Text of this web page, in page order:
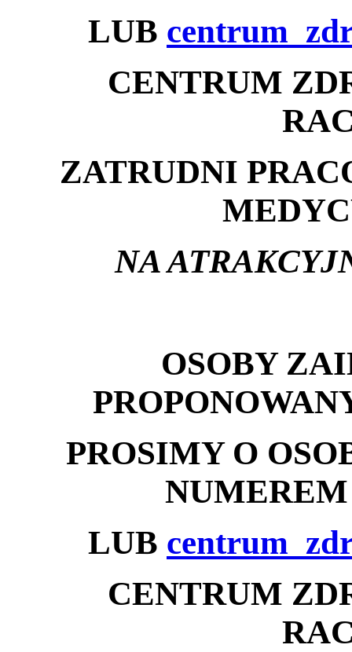
LUB
CENTRUM
ZATRUDNI
NA
OSOBY
PROSIMY O
NUMEREM
LUB
CENTRUM